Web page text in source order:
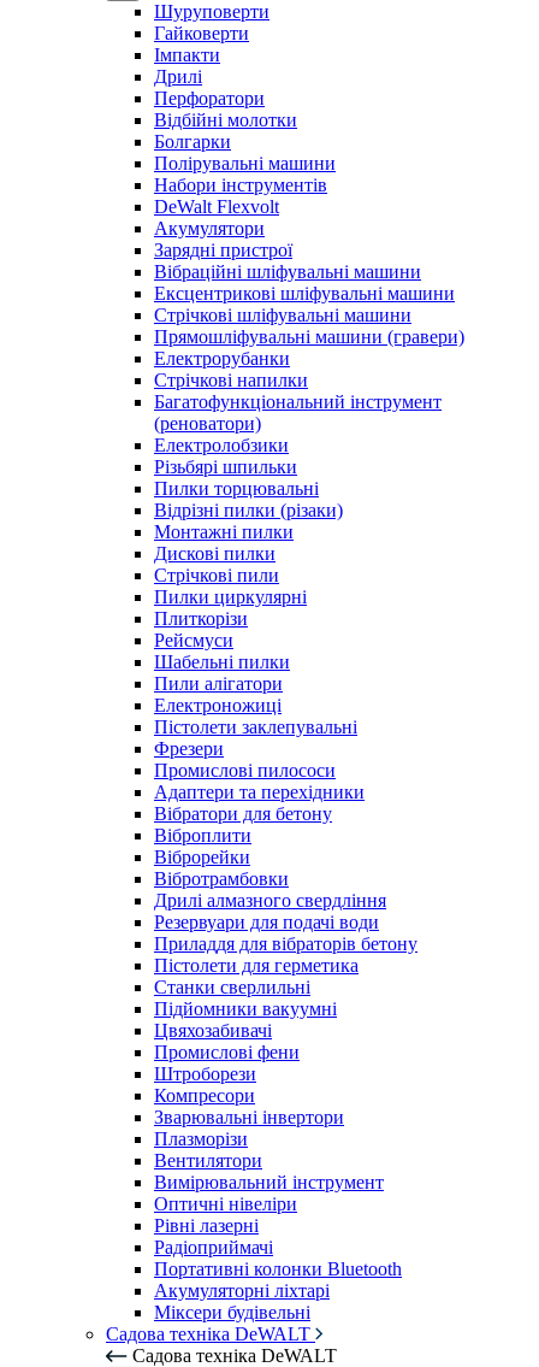
Шуруповерти
Гайковерти
Імпакти
Дрилі
Перфоратори
Відбійні молотки
Болгарки
Полірувальні машини
Набори інструментів
DeWalt Flexvolt
Акумулятори
Зарядні пристрої
Вібраційні шліфувальні машини
Ексцентрикові шліфувальні машини
Стрічкові шліфувальні машини
Прямошліфувальні машини (гравери)
Електрорубанки
Стрічкові напилки
Багатофункціональний інструмент
(реноватори)
Електролобзики
Різьбярі шпильки
Пилки торцювальні
Відрізні пилки (різаки)
Монтажні пилки
Дискові пилки
Стрічкові пили
Пилки циркулярні
Плиткорізи
Рейсмуси
Шабельні пилки
Пили алігатори
Електроножиці
Пістолети заклепувальні
Фрезери
Промислові пилососи
Адаптери та перехідники
Вібратори для бетону
Віброплити
Віброрейки
Вібротрамбовки
Дрилі алмазного свердління
Резервуари для подачі води
Приладдя для вібраторів бетону
Пістолети для герметика
Станки сверлильні
Підйомники вакуумні
Цвяхозабивачі
Промислові фени
Штроборези
Компресори
Зварювальні інвертори
Плазморізи
Вентилятори
Вимірювальний інструмент
Оптичні нівеліри
Рівні лазерні
Радіоприймачі
Портативні колонки Bluetooth
Акумуляторні ліхтарі
Міксери будівельні
Садова техніка DeWALT
Садова техніка DeWALT